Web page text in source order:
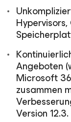
Angeboten
Microsoft
zusammen
Version 12.3.